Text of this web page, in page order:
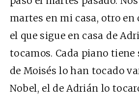
martes en mi casa, otro en
el que sigue en casa de
tocamos. Cada piano
de Moisés lo han tocado
Nobel, el de Adrián lo